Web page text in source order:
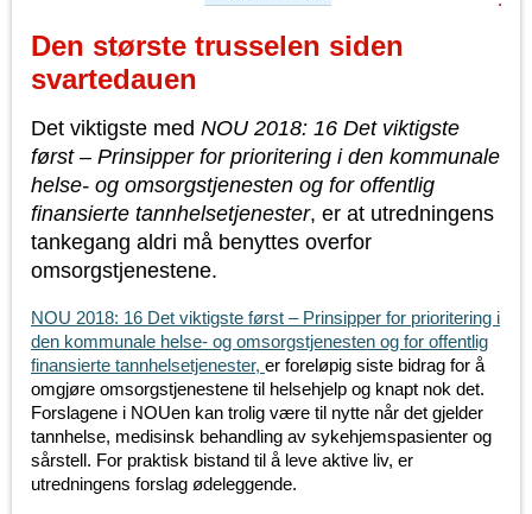
Den største trusselen siden
svartedauen
Det viktigste med NOU 2018: 16 Det viktigste
først – Prinsipper for prioritering i den kommunale
helse- og omsorgstjenesten og for offentlig
finansierte tannhelsetjenester, er at utredningens
tankegang aldri må benyttes overfor
omsorgstjenestene.
NOU 2018: 16 Det viktigste først – Prinsipper for prioritering i
den kommunale helse- og omsorgstjenesten og for offentlig
finansierte tannhelsetjenester, er foreløpig siste bidrag for å
omgjøre omsorgstjenestene til helsehjelp og knapt nok det.
Forslagene i NOUen kan trolig være til nytte når det gjelder
tannhelse, medisinsk behandling av sykehjemspasienter og
sårstell. For praktisk bistand til å leve aktive liv, er
utredningens forslag ødeleggende.